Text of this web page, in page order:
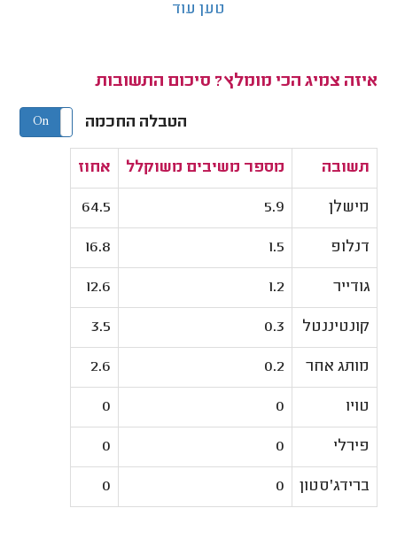
טען עוד
איזה צמיג הכי מומלץ? סיכום התשובות
הטבלה החכמה On Off
תשובה מספר משיבים משוקלל אחוז
מישלן 5.9
64.5
דנלופ 1.5
16.8
גודייר 1.2
12.6
קונטיננטל 0.3
3.5
מותג אחר 0.2
2.6
טויו 0
0
פירלי 0
0
ברידג'סטון 0
0